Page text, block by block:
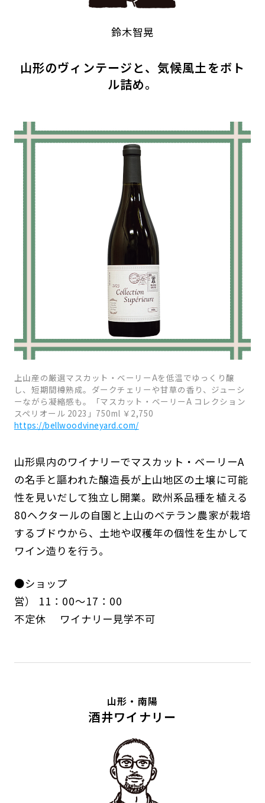
鈴木智晃
山形のヴィンテージと、気候風土をボト
ル詰め。
上山産の厳選マスカット・ベーリーAを低温でゆっくり醸
し、短期間樽熟成。ダークチェリーや甘草の香り、ジューシ
ーながら凝縮感も。「マスカット・ベーリーA コレクション
スペリオール 2023」750ml ￥2,750
https://bellwoodvineyard.com/
山形県内のワイナリーでマスカット・ベーリーA
の名手と謳われた醸造長が上山地区の土壌に可能
性を見いだして独立し開業。欧州系品種を植える
80ヘクタールの自園と上山のベテラン農家が栽培
するブドウから、土地や収穫年の個性を生かして
ワイン造りを行う。
●ショップ
営） 11：00～17：00
不定休 ワイナリー見学不可
山形・南陽
酒井ワイナリー